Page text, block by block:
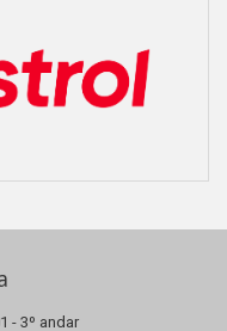
- 3º andar